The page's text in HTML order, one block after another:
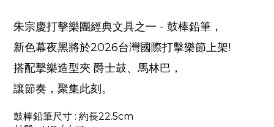
朱宗慶打擊樂團經典文具之一 - 鼓棒鉛筆，
新色幕夜黑將於2026台灣國際打擊樂節上架!
搭配擊樂造型夾 爵士鼓、馬林巴，
讓節奏，聚集此刻。
鼓棒鉛筆尺寸 : 約長22.5cm